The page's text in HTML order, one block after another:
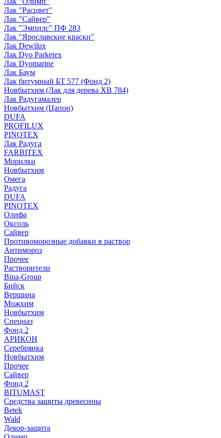
Лак "Расцвет"
Лак "Сайвер"
Лак "Эмпилс" ПФ 283
Лак "Ярославские краски"
Лак Dewilux
Лак Dyo Parketex
Лак Dyomarine
Лак Баум
Лак битумный БТ 577 (Фонд 2)
Новбытхим (Лак для дерева ХВ 784)
Лак Радугамалер
Новбытхим (Цапон)
DUFA
PROFILUX
PINOTEX
Лак Радуга
FARBITEX
Морилки
Новбытхим
Омега
Радуга
DUFA
PINOTEX
Олифа
Оксоль
Сайвер
Противоморозные добавки в раствор
Антимороз
Прочее
Растворители
Bina-Group
Бийск
Вершина
Можхим
Новбытхим
Спецназ
Фонд 2
АРИКОН
Серебрянка
Новбытхим
Прочее
Сайвер
Фонд 2
BITUMAST
Средства защиты древесины
Betek
Wald
Декор-защита